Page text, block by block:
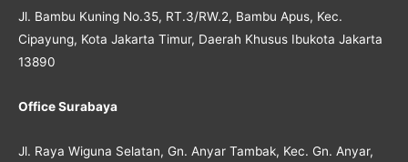
Jl. Bambu Kuning No.35, RT.3/RW.2, Bambu Apus, Kec.
Cipayung, Kota Jakarta Timur, Daerah Khusus Ibukota Jakarta
13890
Office Surabaya
Jl. Raya Wiguna Selatan, Gn. Anyar Tambak, Kec. Gn. Anyar,